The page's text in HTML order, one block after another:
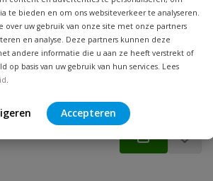
te bieden en om ons websiteverkeer te analyseren.
over uw gebruik van onze site met onze partners
en analyse. Deze partners kunnen deze
andere informatie die u aan ze heeft verstrekt of
op basis van uw gebruik van hun services. Lees
.
Accepteren
versturenbinnendraad
af te sluiten, volle doorlaat,
t/m 6"